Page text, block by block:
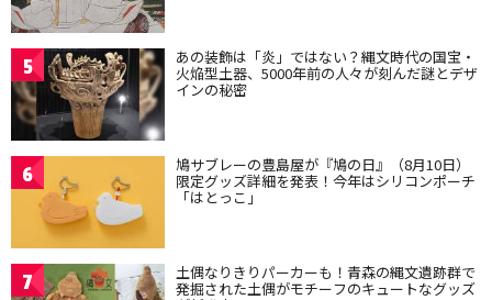
5 あの装飾は「炎」ではない？縄文時代の国宝・
火焔型土器、5000年前の人々が刻んだ謎とデザ
インの秘密
6 鳩サブレーの豊島屋が『鳩の日』（8月10日）
限定グッズ詳細を発表！今年はシリコンポーチ
「はとっこ」
7 土偶なりきりパーカーも！青森の縄文遺跡群で
発掘された土偶がモチーフのキュートなグッズ